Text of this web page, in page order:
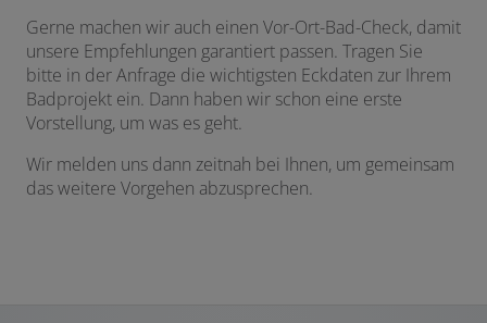
Gerne machen wir auch einen Vor-Ort-Bad-Check, damit
unsere Empfehlungen garantiert passen. Tragen Sie
bitte in der Anfrage die wichtigsten Eckdaten zur Ihrem
Badprojekt ein. Dann haben wir schon eine erste
Vorstellung, um was es geht.
Wir melden uns dann zeitnah bei Ihnen, um gemeinsam
das weitere Vorgehen abzusprechen.